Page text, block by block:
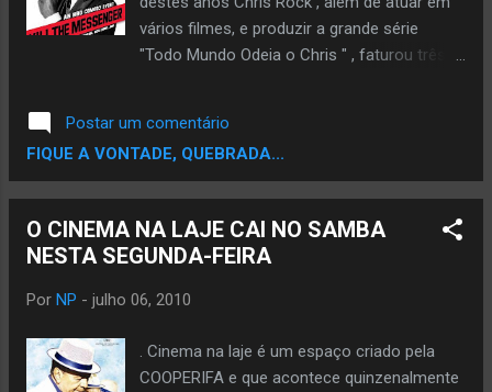
de dólares em todo o mundo contra um
orçamento de US$30 milhões. ALGUMAS
vários filmes, e produzir a grande série
"Todo Mundo Odeia o Chris " , faturou três
lugares como na África do Sul ,na Cidade do
Carnaval do Casino, em Nova York no Apollo
Theater e no Carling Apollo Hammersmith,
está triste se prepare,se está alegre irá
morrer de rir. Tempo de Duração: 79 min Ano
de Lançamento: 2008 Qualidade: DVDRip
Português Tamanho: 270 mb Blog do
Leopac
Postar um comentário
FIQUE A VONTADE, QUEBRADA...
O CINEMA NA LAJE CAI NO SAMBA
NESTA SEGUNDA-FEIRA
Por NP - julho 06, 2010
. Cinema na laje é um espaço criado pela
COOPERIFA e que acontece quinzenalmente